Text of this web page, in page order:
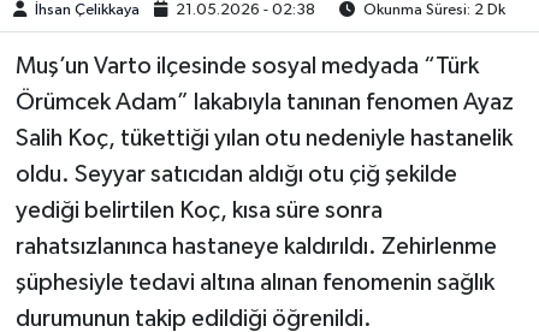
İhsan Çelikkaya 21.05.2026 - 02:38 Okunma Süresi: 2 Dk
Muş’un Varto ilçesinde sosyal medyada “Türk
Örümcek Adam” lakabıyla tanınan fenomen Ayaz
Salih Koç, tükettiği yılan otu nedeniyle hastanelik
oldu. Seyyar satıcıdan aldığı otu çiğ şekilde
yediği belirtilen Koç, kısa süre sonra
rahatsızlanınca hastaneye kaldırıldı. Zehirlenme
şüphesiyle tedavi altına alınan fenomenin sağlık
durumunun takip edildiği öğrenildi.